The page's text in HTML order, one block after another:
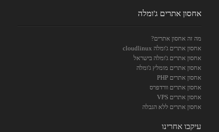
אחסון אתרים ג'ומלה
מה זה אחסון אתרים?
אחסון אתרים ג'ומלה cloudlinux
אחסון אתרים ג'ומלה בישראל
אחסון אתרים מומלץ ג'ומלה
אחסון אתרים PHP
אחסון אתרים וורדפרס
אחסון אתרים VPS
אחסון אתרים ללא הגבלה
עיקבו אחרינו